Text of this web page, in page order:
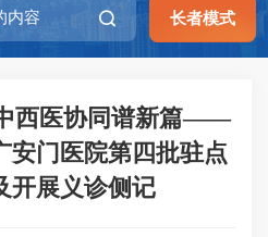
长者模式
西医协同谱新篇——
安门医院第四批驻点
开展义诊侧记